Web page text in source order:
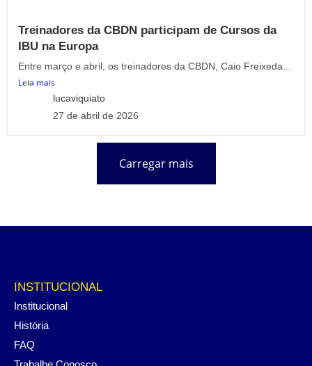
Treinadores da CBDN participam de Cursos da
IBU na Europa
Entre março e abril, os treinadores da CBDN, Caio Freixeda...
Leia mais
lucaviquiato
27 de abril de 2026
Carregar mais
INSTITUCIONAL
Institucional
História
FAQ